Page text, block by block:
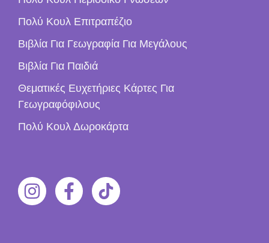
Πολύ Κουλ Επιτραπέζιο
Βιβλία Για Γεωγραφία Για Μεγάλους
Βιβλία Για Παιδιά
Θεματικές Ευχετήριες Κάρτες Για
Γεωγραφόφιλους
Πολύ Κουλ Δωροκάρτα